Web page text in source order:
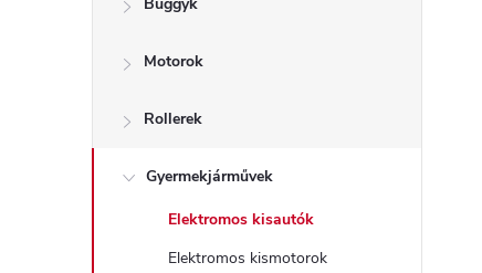
s
Motorok
Rollerek
Gyermekjárművek
Elektromos kisautók
Elektromos kismotorok